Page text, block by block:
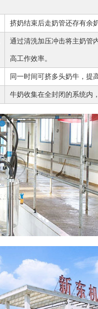
挤奶结束后走奶管还存有余
通过清洗加压冲击将主奶管
高工作效率。
同一时间可挤多头奶牛，提
牛奶收集在全封闭的系统内